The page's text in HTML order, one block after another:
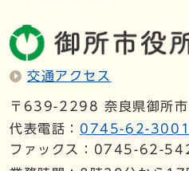
交通アクセス
〒639-2298 奈良県御所
代表電話： 0745-62-3001
ファックス：0745-62-